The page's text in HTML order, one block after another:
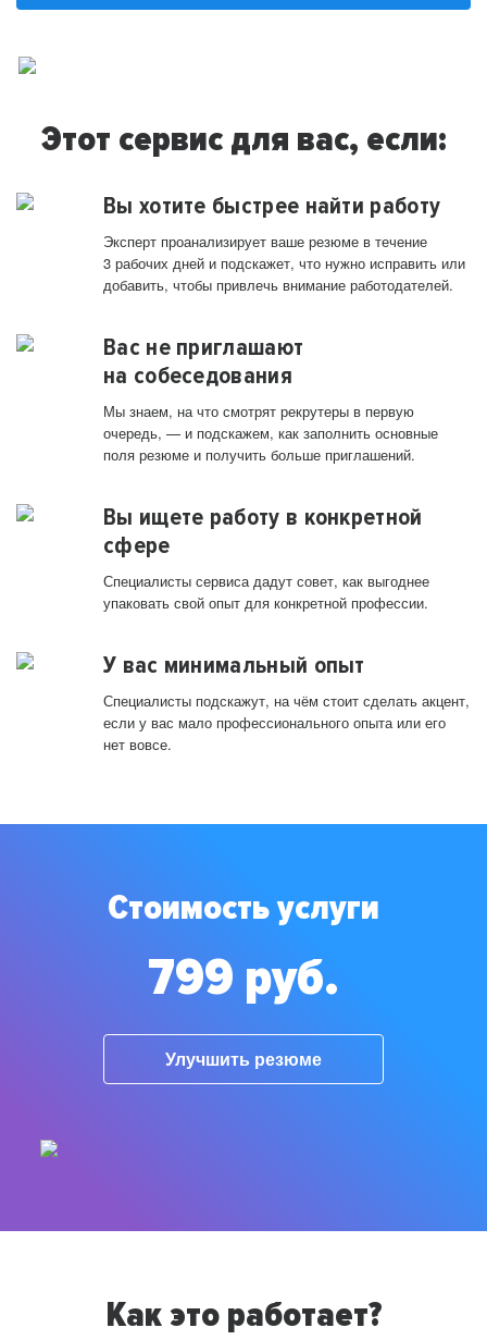
Этот сервис для вас, если:
Вы хотите быстрее найти работу
Эксперт проанализирует ваше резюме в течение
3 рабочих дней и подскажет, что нужно исправить или
добавить, чтобы привлечь внимание работодателей.
Вас не приглашают
на собеседования
Мы знаем, на что смотрят рекрутеры в первую
очередь, — и подскажем, как заполнить основные
поля резюме и получить больше приглашений.
Вы ищете работу в конкретной
сфере
Специалисты сервиса дадут совет, как выгоднее
упаковать свой опыт для конкретной профессии.
У вас минимальный опыт
Специалисты подскажут, на чём стоит сделать акцент,
если у вас мало профессионального опыта или его
нет вовсе.
Стоимость услуги
799 руб.
Улучшить резюме
Как это работает?